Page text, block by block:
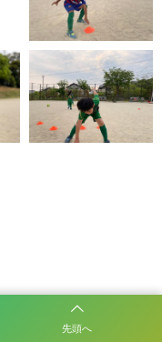
先頭へ